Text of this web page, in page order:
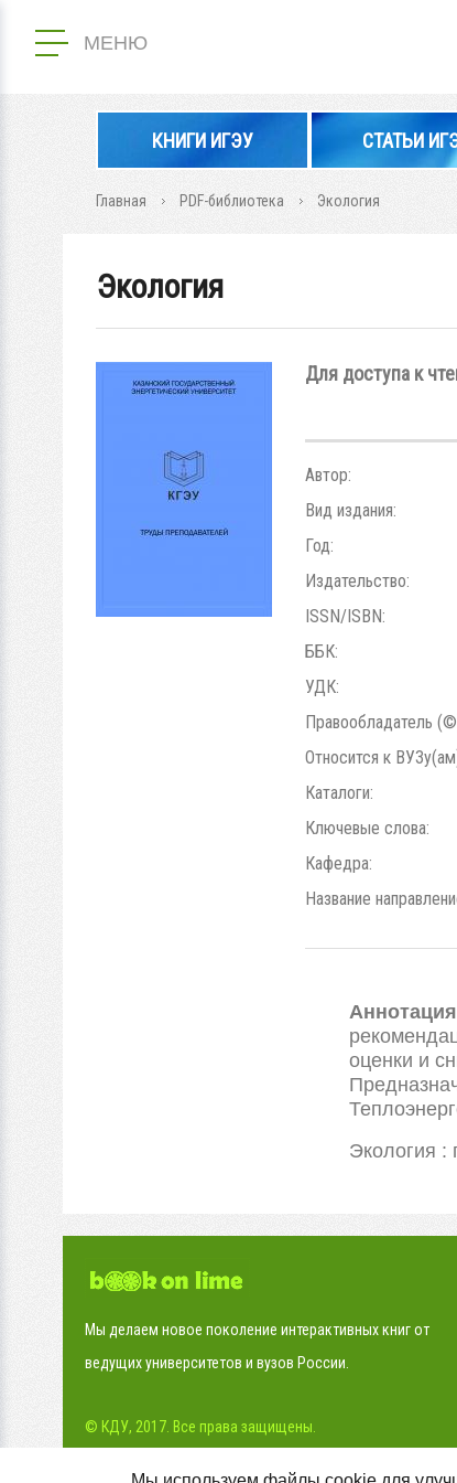
МЕНЮ
КНИГИ ИГЭУ СТАТЬИ
Главная PDF-библиотека Экология
Экология
Для доступа к
Автор:
Вид издания:
Год:
Издательство:
ISSN/ISBN:
ББК:
УДК:
Правообладатель
Относится к
Каталоги:
Ключевые слова:
Кафедра:
Название
оценки и
Экология :
Мы делаем новое поколение интерактивных книг от
ведущих университетов и вузов России.
© КДУ, 2017. Все права защищены.